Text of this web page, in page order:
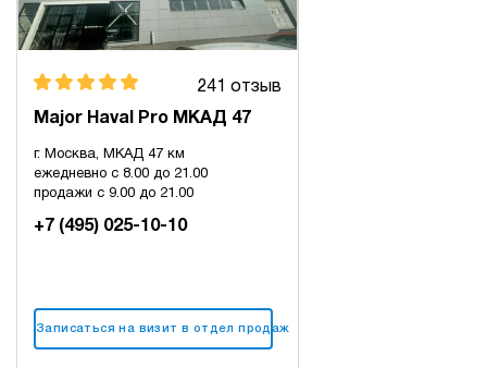
241 отзыв
Major Haval Pro МКАД 47
г. Москва, МКАД 47 км
ежедневно с 8.00 до 21.00
продажи с 9.00 до 21.00
+7 (495) 025-10-10
Записаться на визит в отдел продаж